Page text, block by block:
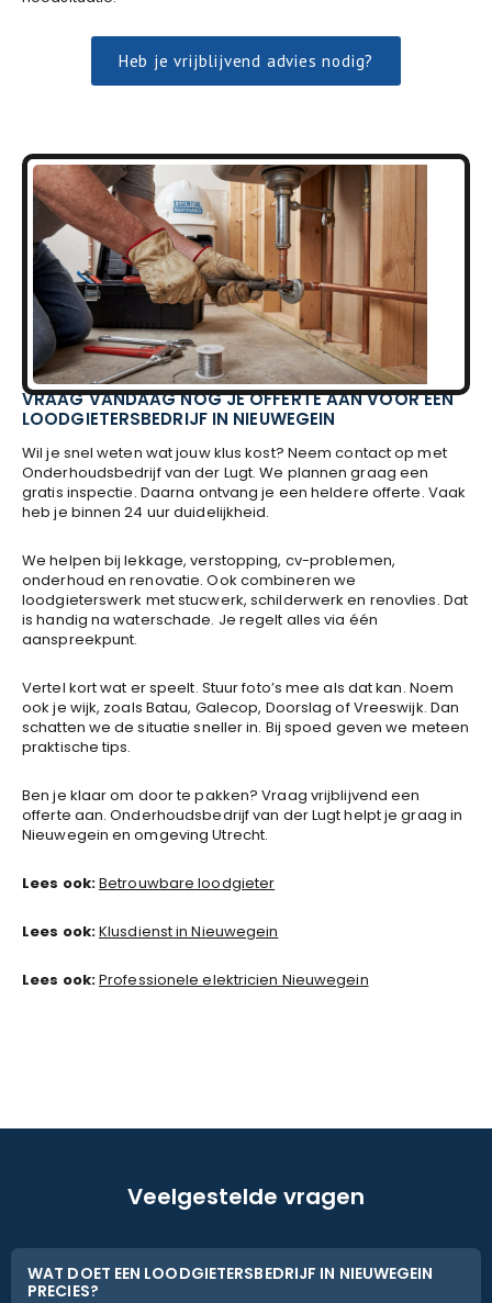
Heb je vrijblijvend advies nodig?
VRAAG VANDAAG NOG JE OFFERTE AAN VOOR EEN
LOODGIETERSBEDRIJF IN NIEUWEGEIN
Wil je snel weten wat jouw klus kost? Neem contact op met
Onderhoudsbedrijf van der Lugt. We plannen graag een
gratis inspectie. Daarna ontvang je een heldere offerte. Vaak
heb je binnen 24 uur duidelijkheid.
We helpen bij lekkage, verstopping, cv-problemen,
onderhoud en renovatie. Ook combineren we
loodgieterswerk met stucwerk, schilderwerk en renovlies. Dat
is handig na waterschade. Je regelt alles via één
aanspreekpunt.
Vertel kort wat er speelt. Stuur foto’s mee als dat kan. Noem
ook je wijk, zoals Batau, Galecop, Doorslag of Vreeswijk. Dan
schatten we de situatie sneller in. Bij spoed geven we meteen
praktische tips.
Ben je klaar om door te pakken? Vraag vrijblijvend een
offerte aan. Onderhoudsbedrijf van der Lugt helpt je graag in
Nieuwegein en omgeving Utrecht.
Lees ook:Betrouwbare loodgieter
Lees ook:Klusdienst in Nieuwegein
Lees ook:Professionele elektricien Nieuwegein
Veelgestelde vragen
WAT DOET EEN LOODGIETERSBEDRIJF IN NIEUWEGEIN
PRECIES?